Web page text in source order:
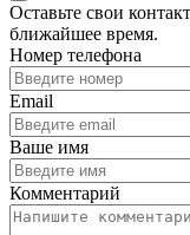
Оставьте свои
ближайшее время.
Номер телефона
Email
Ваше имя
Комментарий